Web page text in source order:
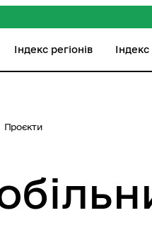
Індекс регіонів
Проєкти